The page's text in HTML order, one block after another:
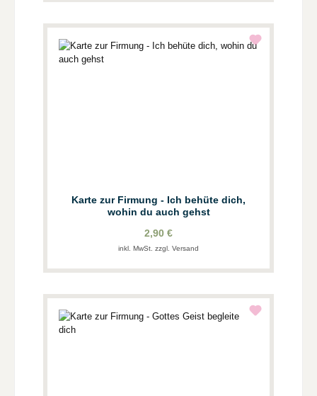
Karte zur Firmung - Ich behüte dich,
wohin du auch gehst
2,90 €
inkl. MwSt. zzgl. Versand